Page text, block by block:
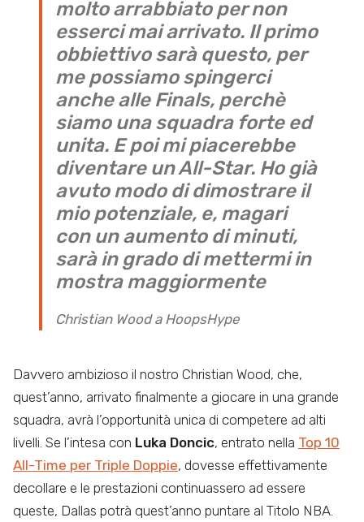
molto arrabbiato per non
esserci mai arrivato. Il primo
obbiettivo sarà questo, per
me possiamo spingerci
anche alle Finals, perchè
siamo una squadra forte ed
unita. E poi mi piacerebbe
diventare un All-Star. Ho già
avuto modo di dimostrare il
mio potenziale, e, magari
con un aumento di minuti,
sarà in grado di mettermi in
mostra maggiormente
Christian Wood a HoopsHype
Davvero ambizioso il nostro Christian Wood, che,
quest’anno, arrivato finalmente a giocare in una grande
squadra, avrà l’opportunità unica di competere ad alti
livelli. Se l’intesa con Luka Doncic, entrato nella Top 10
All-Time per Triple Doppie, dovesse effettivamente
decollare e le prestazioni continuassero ad essere
queste, Dallas potrà quest’anno puntare al Titolo NBA.